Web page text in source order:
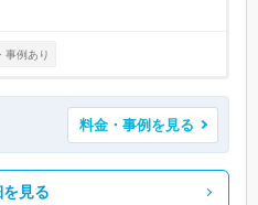
事例あり
料金・事例を見る
見る